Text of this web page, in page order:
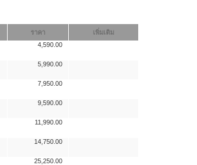
ราคา
เพิ่มเติม
4,590.00
5,990.00
7,950.00
9,590.00
11,990.00
14,750.00
25,250.00